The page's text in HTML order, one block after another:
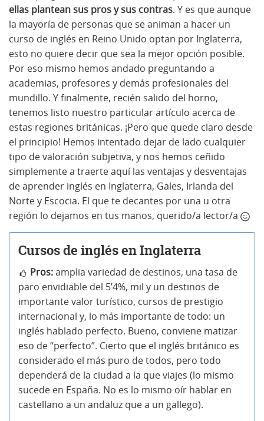
ellas plantean sus pros y sus contras. Y es que aunque
la mayoría de personas que se animan a hacer un
curso de inglés en Reino Unido optan por Inglaterra,
esto no quiere decir que sea la mejor opción posible.
Por eso mismo hemos andado preguntando a
academias, profesores y demás profesionales del
mundillo. Y finalmente, recién salido del horno,
tenemos listo nuestro particular artículo acerca de
estas regiones británicas. ¡Pero que quede claro desde
el principio! Hemos intentado dejar de lado cualquier
tipo de valoración subjetiva, y nos hemos ceñido
simplemente a traerte aquí las ventajas y desventajas
de aprender inglés en Inglaterra, Gales, Irlanda del
Norte y Escocia. El que te decantes por una u otra
región lo dejamos en tus manos, querido/a lector/a
Cursos de inglés en Inglaterra
Pros:amplia variedad de destinos, una tasa de
paro envidiable del 5’4%, mil y un destinos de
importante valor turístico, cursos de prestigio
internacional y, lo más importante de todo: un
inglés hablado perfecto. Bueno, conviene matizar
eso de “perfecto”. Cierto que el inglés británico es
considerado el más puro de todos, pero todo
dependerá de la ciudad a la que viajes (lo mismo
sucede en España. No es lo mismo oír hablar en
castellano a un andaluz que a un gallego).